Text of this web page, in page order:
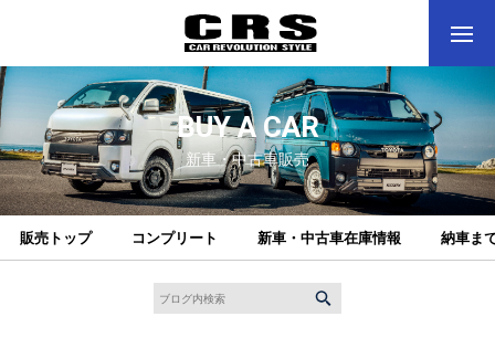
BUY A CAR
新車・中古車販売
販売トップ コンプリート 新車・中古車在庫情報 納車ま